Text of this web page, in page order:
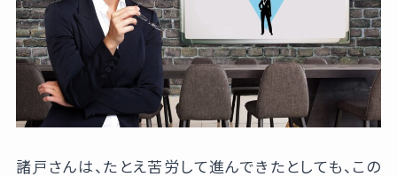
諸戸さんは、たとえ苦労して進んできたとしても、この